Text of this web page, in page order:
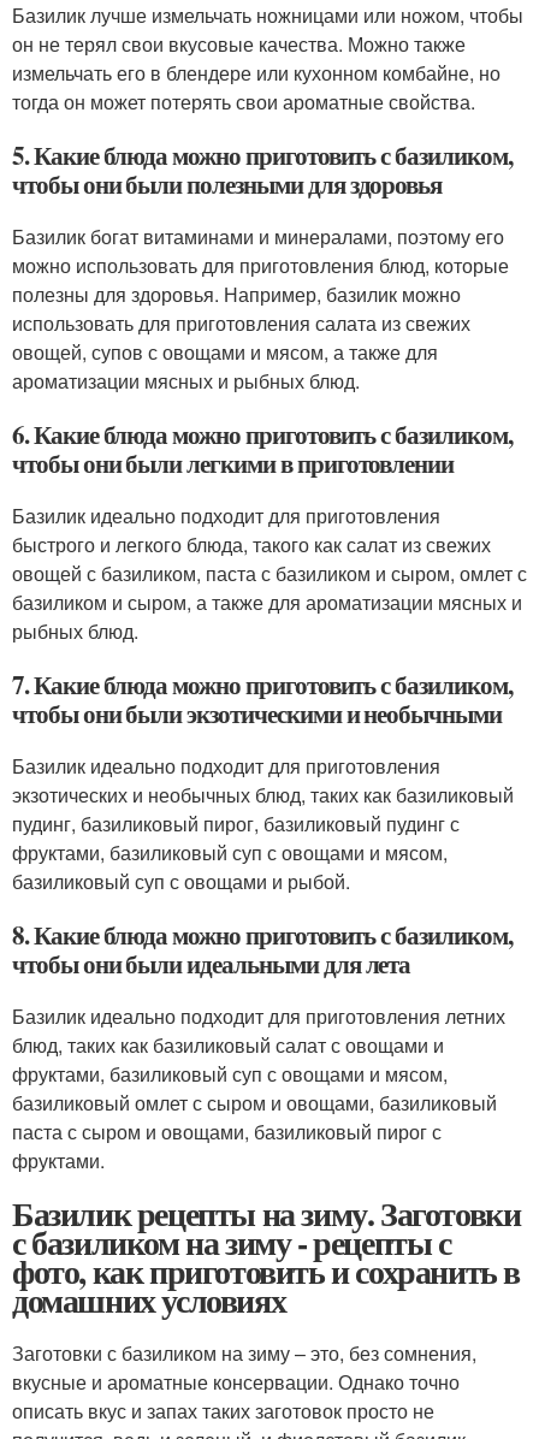
Базилик лучше измельчать ножницами или ножом, чтобы
он не терял свои вкусовые качества. Можно также
измельчать его в блендере или кухонном комбайне, но
тогда он может потерять свои ароматные свойства.
5. Какие блюда можно приготовить с базиликом,
чтобы они были полезными для здоровья
Базилик богат витаминами и минералами, поэтому его
можно использовать для приготовления блюд, которые
полезны для здоровья. Например, базилик можно
использовать для приготовления салата из свежих
овощей, супов с овощами и мясом, а также для
ароматизации мясных и рыбных блюд.
6. Какие блюда можно приготовить с базиликом,
чтобы они были легкими в приготовлении
Базилик идеально подходит для приготовления
быстрого и легкого блюда, такого как салат из свежих
овощей с базиликом, паста с базиликом и сыром, омлет с
базиликом и сыром, а также для ароматизации мясных и
рыбных блюд.
7. Какие блюда можно приготовить с базиликом,
чтобы они были экзотическими и необычными
Базилик идеально подходит для приготовления
экзотических и необычных блюд, таких как базиликовый
пудинг, базиликовый пирог, базиликовый пудинг с
фруктами, базиликовый суп с овощами и мясом,
базиликовый суп с овощами и рыбой.
8. Какие блюда можно приготовить с базиликом,
чтобы они были идеальными для лета
Базилик идеально подходит для приготовления летних
блюд, таких как базиликовый салат с овощами и
фруктами, базиликовый суп с овощами и мясом,
базиликовый омлет с сыром и овощами, базиликовый
паста с сыром и овощами, базиликовый пирог с
фруктами.
Базилик рецепты на зиму. Заготовки
с базиликом на зиму - рецепты с
фото, как приготовить и сохранить в
домашних условиях
Заготовки с базиликом на зиму – это, без сомнения,
вкусные и ароматные консервации. Однако точно
описать вкус и запах таких заготовок просто не